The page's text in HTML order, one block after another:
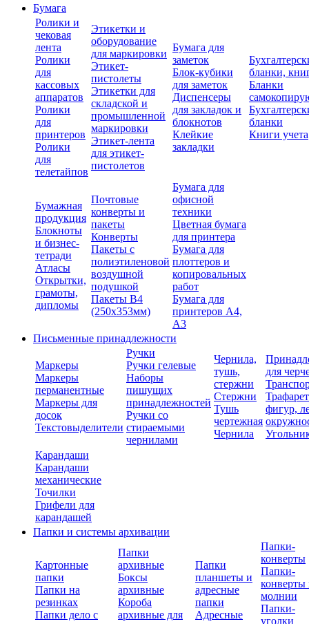
Бумага
Ролики и
чековая
лента
Ролики
для
кассовых
аппаратов
Ролики
для
принтеров
Ролики
для
телетайпов
Этикетки и
оборудование
для маркировки
Этикет-
пистолеты
Этикетки для
складской и
промышленной
маркировки
Этикет-лента
для этикет-
пистолетов
Бумага для
заметок
Блок-кубики
для заметок
Диспенсеры
для закладок и
блокнотов
Клейкие
закладки
бланки,
Бланки
бланки
Книги учета
Бумажная
продукция
Блокноты
и бизнес-
тетради
Атласы
Открытки,
грамоты,
дипломы
Почтовые
конверты и
пакеты
Конверты
Пакеты с
полиэтиленовой
воздушной
подушкой
Пакеты В4
(250х353мм)
Бумага для
офисной
техники
Цветная бумага
для принтера
Бумага для
плоттеров и
копировальных
работ
Бумага для
принтеров А4,
А3
Письменные принадлежности
Маркеры
Маркеры
перманентные
Маркеры для
досок
Текстовыделители
Ручки
Ручки гелевые
Наборы
пишущих
принадлежностей
Ручки со
стираемыми
чернилами
Чернила,
тушь,
стержни
Стержни
Тушь
чертежная
Чернила
для
фигур,
Карандаши
Карандаши
механические
Точилки
Грифели для
карандашей
Папки и системы архивации
Картонные
папки
Папки на
резинках
Папки дело с
Папки
архивные
Боксы
архивные
Короба
архивные для
Папки
планшеты и
адресные
папки
Адресные
Папки-
конверты
Папки-
конверты
молнии
Папки-
уголки